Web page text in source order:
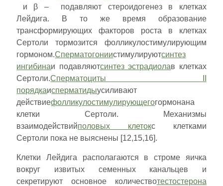
и β – подавляют стероидогенез в клетках
Лейдига. В то же время образование
трансформирующих факторов роста в клетках
Сертоли тормозится фолликулостимулирующим
гормоном.Сперматогониистимулируютсинтез
ингибинаи подавляютсинтез эстрадиолав клетках
Сертоли.Сперматоциты II
порядкаисперматидыусиливают
действиефолликулостимулирующегогормонана
клетки Сертоли. Механизмы
взаимодействийполовых клетокс клетками
Сертоли пока не выяснены [12,15,16].
Клетки Лейдига располагаются в строме яичка
вокруг извитых семенных канальцев и
секретируют основное количествотестостерона